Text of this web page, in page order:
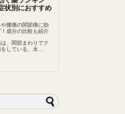
状別におすすめ
腰痛の関節痛に効
！成分の比較も紹介
、関節まわりでク
している、水…